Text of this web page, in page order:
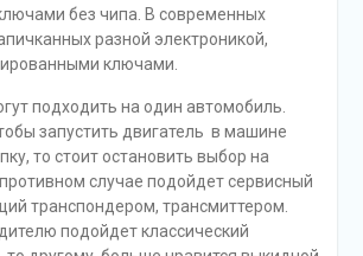
без чипа. В современных
разной электроникой,
ключами.
подходить на один автомобиль.
запустить двигатель в машине
то стоит остановить выбор на
случае подойдет сервисный
транспондером, трансмиттером.
подойдет классический